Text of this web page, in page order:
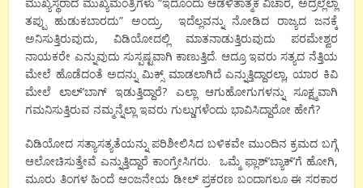
ತಪ್ಪು ಹುಡುಕಬಾರದು” ಅಂದ್ರು. ಇದೆಲ್ಲವನ್ನು ನೋಡಿದ ರಾಜ್ಯದ ಜನಕ್ಕೆ
ಅನಿಸುತ್ತಿರುವುದು, ವಿಡಿಯೋದಲ್ಲಿ ಮಾತನಾಡುತ್ತಿರುವುದು ಪರಮೇಶ್ವರ
ನಾಯಕರೇ ಎನ್ನುವುದು ಸುಸ್ಪಷ್ಟವಾಗಿ ಕಾಣುತ್ತಿದೆ. ಆದ್ರೂ ಇವರು ಸತ್ಯದ ನೆತ್ತಿಯ
ಮೇಲೆ ಹೊಡೆದಂತೆ ಅದನ್ನು ಮಿಕ್ಸ್ ಮಾಡಲಾಗಿದೆ ಎನ್ನುತ್ತಿದ್ದಾರಲ್ಲಾ, ಯಾರ ಕಿವಿ
ಮೇಲೆ ಲಾಲ್’ಬಾಗ್ ಇಡುತ್ತಿದ್ದಾರೆ? ಎಲ್ಲಾ ಆಗುಹೋಗುಗಳನ್ನು ಸೂಕ್ಷ್ಮವಾಗಿ
ಗಮನಿಸುತ್ತಿರುವ ನಮ್ಮನ್ನೆಲ್ಲಾ ಇವರು ಗುಲ್ಡುಗಳೆಂದು ಭಾವಿಸಿದ್ದಾರೋ ಹೇಗೆ?
ವಿಡಿಯೋದ ಸತ್ಯಾಸತ್ಯತೆಯನ್ನು ಪರಿಶೀಲಿಸಿದ ಬಳಿಕವೇ ಮುಂದಿನ ಕ್ರಮದ ಬಗ್ಗೆ
ಆಲೋಚಿಸುತ್ತೇವೆ ಎನ್ನುತ್ತಿದ್ದಾರೆ ಕಾಂಗ್ರೇಸಿಗರು. ಒಮ್ಮೆ ಫ್ಲಾಶ್’ಬ್ಯಾಕ್’ಗೆ ಹೋಗಿ,
ಮೂರು ತಿಂಗಳ ಹಿಂದೆ ಆಂಜನೇಯ ಡೀಲ್ ಪ್ರಕರಣ ಬಂದಾಗಲೂ ಈ ಸರಕಾರ